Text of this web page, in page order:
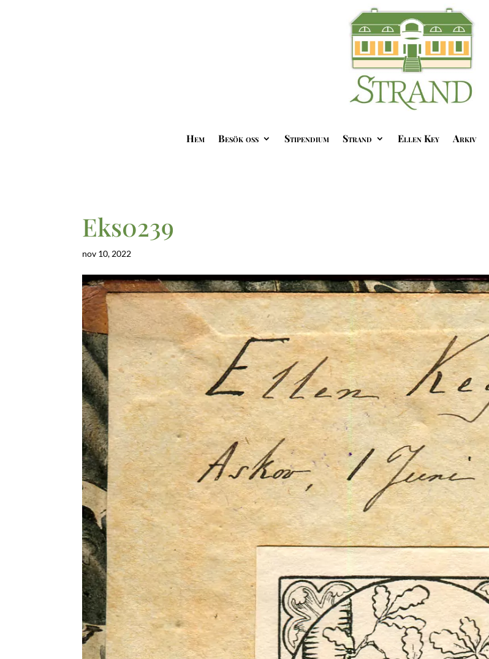
Hem Besök oss Stipendium Strand Ellen Key Arkiv
Eks0239
nov 10, 2022